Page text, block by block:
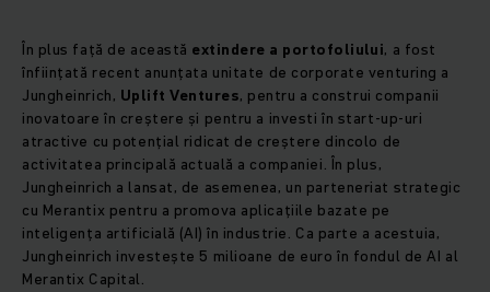
În plus față de această extindere a portofoliului, a fost
înființată recent anunțata unitate de corporate venturing a
Jungheinrich, Uplift Ventures, pentru a construi companii
inovatoare în creștere și pentru a investi în start-up-uri
atractive cu potențial ridicat de creștere dincolo de
activitatea principală actuală a companiei. În plus,
Jungheinrich a lansat, de asemenea, un parteneriat strategic
cu Merantix pentru a promova aplicațiile bazate pe
inteligența artificială (AI) în industrie. Ca parte a acestuia,
Jungheinrich investește 5 milioane de euro în fondul de AI al
Merantix Capital.